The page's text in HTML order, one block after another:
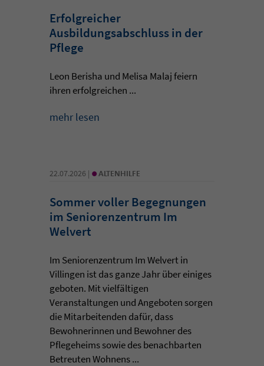
Erfolgreicher
Ausbildungsabschluss in der
Pflege
Leon Berisha und Melisa Malaj feiern
ihren erfolgreichen ...
mehr lesen
22.07.2026 | • ALTENHILFE
Sommer voller Begegnungen
im Seniorenzentrum Im
Welvert
Im Seniorenzentrum Im Welvert in
Villingen ist das ganze Jahr über einiges
geboten. Mit vielfältigen
Veranstaltungen und Angeboten sorgen
die Mitarbeitenden dafür, dass
Bewohnerinnen und Bewohner des
Pflegeheims sowie des benachbarten
Betreuten Wohnens ...